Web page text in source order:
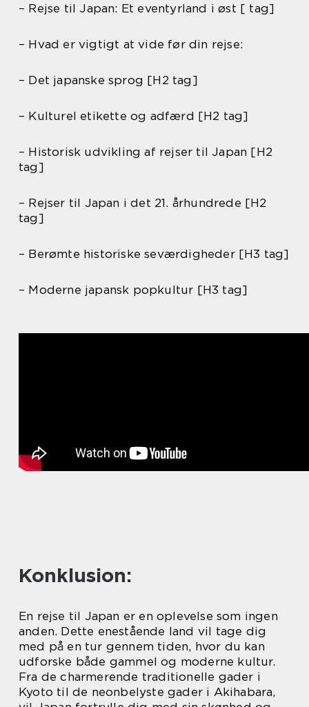
– Rejse til Japan: Et eventyrland i øst [ tag]
– Hvad er vigtigt at vide før din rejse:
– Det japanske sprog [H2 tag]
– Kulturel etikette og adfærd [H2 tag]
– Historisk udvikling af rejser til Japan [H2
tag]
– Rejser til Japan i det 21. århundrede [H2
tag]
– Berømte historiske seværdigheder [H3 tag]
– Moderne japansk popkultur [H3 tag]
Konklusion:
En rejse til Japan er en oplevelse som ingen
anden. Dette enestående land vil tage dig
med på en tur gennem tiden, hvor du kan
udforske både gammel og moderne kultur.
Fra de charmerende traditionelle gader i
Kyoto til de neonbelyste gader i Akihabara,